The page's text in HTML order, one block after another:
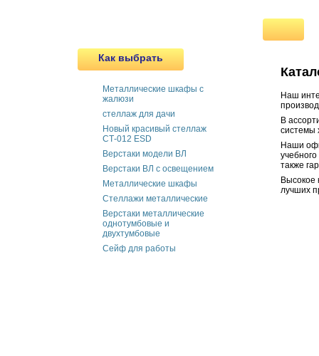
Как выбрать
Металлические шкафы с
жалюзи
cтеллаж для дачи
Новый красивый стеллаж
СТ-012 ESD
Верстаки модели ВЛ
Верстаки ВЛ с освещением
Металлические шкафы
Стеллажи металлические
Верстаки металлические
однотумбовые и
двухтумбовые
Сейф для работы
Наш
В
системы
Наши
также
Высокое
лучших